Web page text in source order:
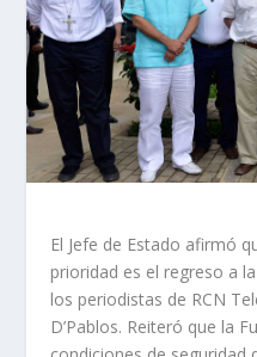
El Jefe de Estado afirmó
prioridad es el regreso a
los periodistas de RCN
D’Pablos. Reiteró que la